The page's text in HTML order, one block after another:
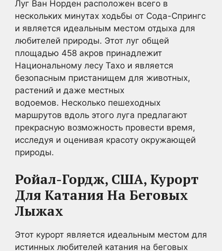
Луг Ван Норден расположен всего в
нескольких минутах ходьбы от Сода-Спрингс
и является идеальным местом отдыха для
любителей природы. Этот луг общей
площадью 458 акров принадлежит
Национальному лесу Тахо и является
безопасным пристанищем для животных,
растений и даже местных
водоемов. Несколько пешеходных
маршрутов вдоль этого луга предлагают
прекрасную возможность провести время,
исследуя и оценивая красоту окружающей
природы.
Ройал-Гордж, США, Курорт
Для Катания На Беговых
Лыжах
Этот курорт является идеальным местом для
истинных любителей катания на беговых